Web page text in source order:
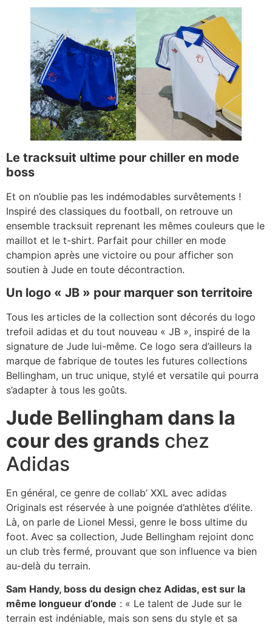
Le tracksuit ultime pour chiller en mode
boss
Et on n’oublie pas les indémodables survêtements !
Inspiré des classiques du football, on retrouve un
ensemble tracksuit reprenant les mêmes couleurs que le
maillot et le t-shirt. Parfait pour chiller en mode
champion après une victoire ou pour afficher son
soutien à Jude en toute décontraction.
Un logo « JB » pour marquer son territoire
Tous les articles de la collection sont décorés du logo
trefoil adidas et du tout nouveau « JB », inspiré de la
signature de Jude lui-même. Ce logo sera d’ailleurs la
marque de fabrique de toutes les futures collections
Bellingham, un truc unique, stylé et versatile qui pourra
s’adapter à tous les goûts.
Jude Bellingham dans la
cour des grands chez
Adidas
En général, ce genre de collab’ XXL avec adidas
Originals est réservée à une poignée d’athlètes d’élite.
Là, on parle de Lionel Messi, genre le boss ultime du
foot. Avec sa collection, Jude Bellingham rejoint donc
un club très fermé, prouvant que son influence va bien
au-delà du terrain.
Sam Handy, boss du design chez Adidas, est sur la
même longueur d’onde : « Le talent de Jude sur le
terrain est indéniable, mais son sens du style et sa